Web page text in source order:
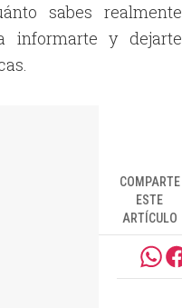
sabes realmente
informarte y dejarte
COMPARTE
ESTE
ARTÍCULO